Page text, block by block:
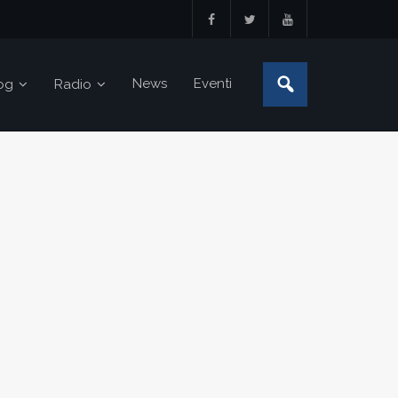
Radio News Eventi